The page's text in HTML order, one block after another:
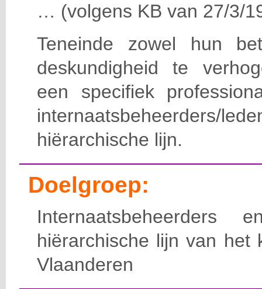
… (volgens KB van 27/3/
Teneinde zowel hun
deskundigheid te
een specifiek
hiërarchische lijn.
Doelgroep:
hiërarchische lijn van het
Vlaanderen